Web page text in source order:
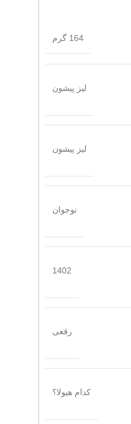
164 گرم
لیز پیشون
لیز پیشون
نوجوان
1402
رقعی
کدام هیولا؟